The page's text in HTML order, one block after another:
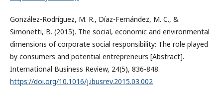
González-Rodríguez, M. R., Díaz-Fernández, M. C., &
Simonetti, B. (2015). The social, economic and environmental
dimensions of corporate social responsibility: The role played
by consumers and potential entrepreneurs [Abstract].
International Business Review, 24(5), 836-848.
https://doi.org/10.1016/j.ibusrev.2015.03.002